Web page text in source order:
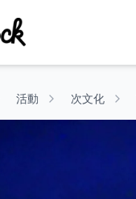
活動 次文化